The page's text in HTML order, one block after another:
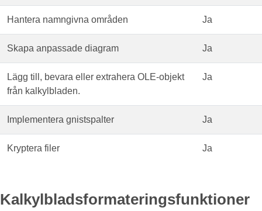
Hantera namngivna områden Ja
Skapa anpassade diagram Ja
Lägg till, bevara eller extrahera OLE-objekt
från kalkylbladen.
Ja
Implementera gnistspalter Ja
Kryptera filer Ja
Kalkylbladsformateringsfunktioner